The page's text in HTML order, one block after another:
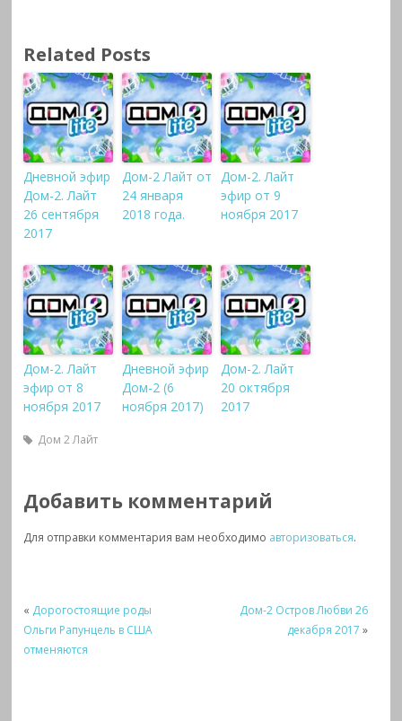
Related Posts
Дневной эфир
Дом-2. Лайт
26 сентября
2017
Дом-2 Лайт от
24 января
2018 года.
Дом-2. Лайт
эфир от 9
ноября 2017
Дом-2. Лайт
эфир от 8
ноября 2017
Дневной эфир
Дом-2 (6
ноября 2017)
Дом-2. Лайт
20 октября
2017
Дом 2 Лайт
Добавить комментарий
Для отправки комментария вам необходимо авторизоваться.
« Дорогостоящие роды
Ольги Рапунцель в США
отменяются
Дом-2 Остров Любви 26
декабря 2017 »